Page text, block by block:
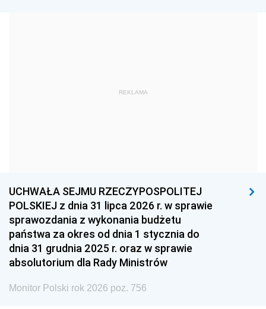
1959
1939 1938 1937
1936 1930
REKLAMA
UCHWAŁA SEJMU RZECZYPOSPOLITEJ
POLSKIEJ z dnia 31 lipca 2026 r. w sprawie
sprawozdania z wykonania budżetu
państwa za okres od dnia 1 stycznia do
dnia 31 grudnia 2025 r. oraz w sprawie
absolutorium dla Rady Ministrów
Monitor Polski rok 2026 poz. 756